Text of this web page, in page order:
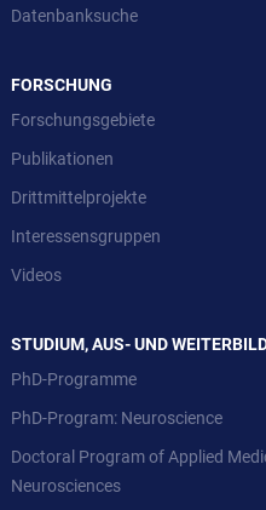
Datenbanksuche
FORSCHUNG
Forschungsgebiete
Publikationen
Drittmittelprojekte
Interessensgruppen
Videos
STUDIUM, AUS- UND
PhD-Programme
PhD-Program: Neuroscience
Doctoral Program of Applied
Neurosciences